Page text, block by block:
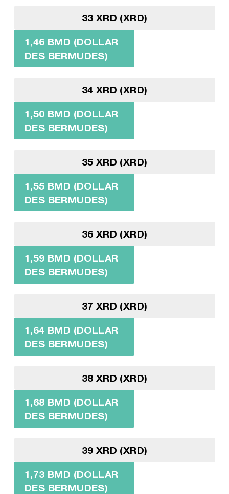
33 XRD (XRD)
1,46 BMD (DOLLAR
DES BERMUDES)
34 XRD (XRD)
1,50 BMD (DOLLAR
DES BERMUDES)
35 XRD (XRD)
1,55 BMD (DOLLAR
DES BERMUDES)
36 XRD (XRD)
1,59 BMD (DOLLAR
DES BERMUDES)
37 XRD (XRD)
1,64 BMD (DOLLAR
DES BERMUDES)
38 XRD (XRD)
1,68 BMD (DOLLAR
DES BERMUDES)
39 XRD (XRD)
1,73 BMD (DOLLAR
DES BERMUDES)